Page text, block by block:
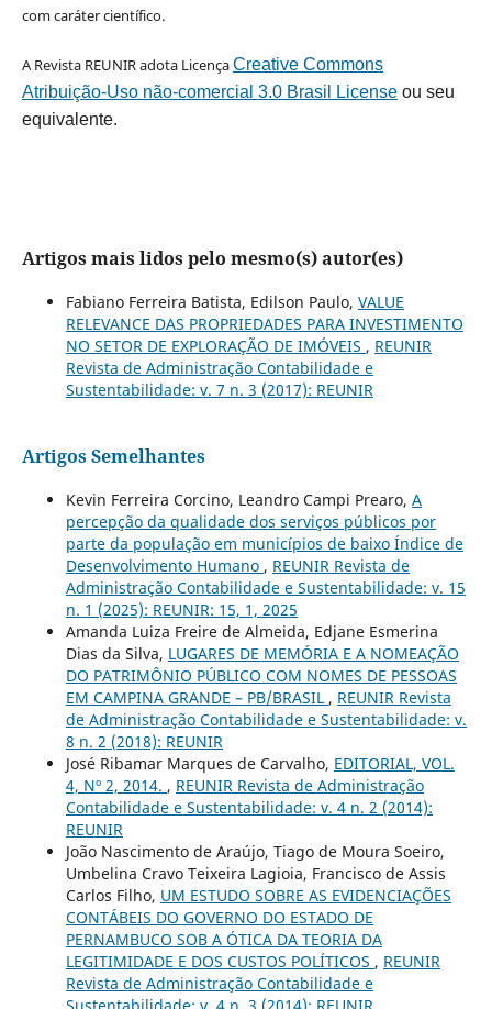
com caráter científico.
A Revista REUNIR adota LicençaCreative Commons
Atribuição-Uso não-comercial 3.0 Brasil Licenseou seu
equivalente.
Artigos mais lidos pelo mesmo(s) autor(es)
Fabiano Ferreira Batista, Edilson Paulo, VALUE
RELEVANCE DAS PROPRIEDADES PARA INVESTIMENTO
NO SETOR DE EXPLORAÇÃO DE IMÓVEIS , REUNIR
Revista de Administração Contabilidade e
Sustentabilidade: v. 7 n. 3 (2017): REUNIR
Artigos Semelhantes
Kevin Ferreira Corcino, Leandro Campi Prearo, A
percepção da qualidade dos serviços públicos por
parte da população em municípios de baixo Índice de
Desenvolvimento Humano , REUNIR Revista de
Administração Contabilidade e Sustentabilidade: v. 15
n. 1 (2025): REUNIR: 15, 1, 2025
Amanda Luiza Freire de Almeida, Edjane Esmerina
Dias da Silva, LUGARES DE MEMÓRIA E A NOMEAÇÃO
DO PATRIMÔNIO PÚBLICO COM NOMES DE PESSOAS
EM CAMPINA GRANDE – PB/BRASIL , REUNIR Revista
de Administração Contabilidade e Sustentabilidade: v.
8 n. 2 (2018): REUNIR
José Ribamar Marques de Carvalho, EDITORIAL, VOL.
4, Nº 2, 2014. , REUNIR Revista de Administração
Contabilidade e Sustentabilidade: v. 4 n. 2 (2014):
REUNIR
João Nascimento de Araújo, Tiago de Moura Soeiro,
Umbelina Cravo Teixeira Lagioia, Francisco de Assis
Carlos Filho, UM ESTUDO SOBRE AS EVIDENCIAÇÕES
CONTÁBEIS DO GOVERNO DO ESTADO DE
PERNAMBUCO SOB A ÓTICA DA TEORIA DA
LEGITIMIDADE E DOS CUSTOS POLÍTICOS , REUNIR
Revista de Administração Contabilidade e
Sustentabilidade: v. 4 n. 3 (2014): REUNIR